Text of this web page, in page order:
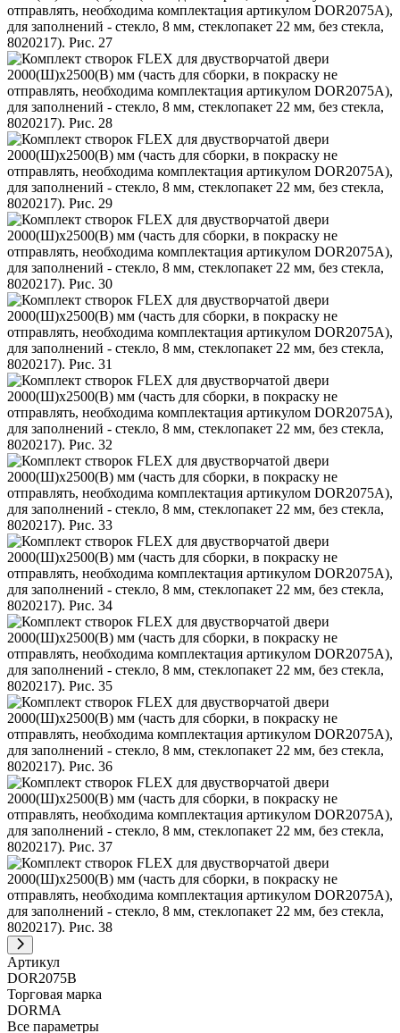
Артикул
DOR2075B
Торговая марка
DORMA
Все параметры